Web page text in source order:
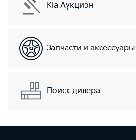
Kia Аукцион
Запчасти и аксессуары
Поиск дилера